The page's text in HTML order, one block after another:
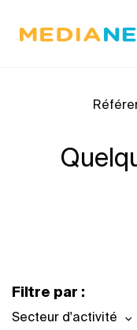
Filtre par :
Secteur d'activité